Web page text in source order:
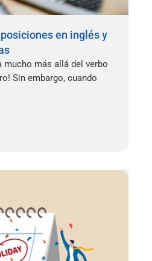
en inglés y
mucho más allá del verbo
Sin embargo, cuando